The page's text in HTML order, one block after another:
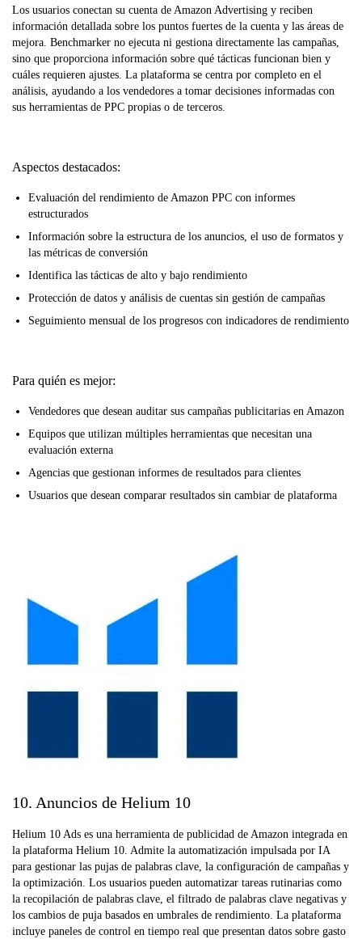
Los usuarios conectan su cuenta de Amazon Advertising y reciben
información detallada sobre los puntos fuertes de la cuenta y las áreas de
mejora. Benchmarker no ejecuta ni gestiona directamente las campañas,
sino que proporciona información sobre qué tácticas funcionan bien y
cuáles requieren ajustes. La plataforma se centra por completo en el
análisis, ayudando a los vendedores a tomar decisiones informadas con
sus herramientas de PPC propias o de terceros.
Aspectos destacados:
Evaluación del rendimiento de Amazon PPC con informes
estructurados
Información sobre la estructura de los anuncios, el uso de formatos y
las métricas de conversión
Identifica las tácticas de alto y bajo rendimiento
Protección de datos y análisis de cuentas sin gestión de campañas
Seguimiento mensual de los progresos con indicadores de rendimiento
Para quién es mejor:
Vendedores que desean auditar sus campañas publicitarias en Amazon
Equipos que utilizan múltiples herramientas que necesitan una
evaluación externa
Agencias que gestionan informes de resultados para clientes
Usuarios que desean comparar resultados sin cambiar de plataforma
10. Anuncios de Helium 10
Helium 10 Ads es una herramienta de publicidad de Amazon integrada en
la plataforma Helium 10. Admite la automatización impulsada por IA
para gestionar las pujas de palabras clave, la configuración de campañas y
la optimización. Los usuarios pueden automatizar tareas rutinarias como
la recopilación de palabras clave, el filtrado de palabras clave negativas y
los cambios de puja basados en umbrales de rendimiento. La plataforma
incluye paneles de control en tiempo real que presentan datos sobre gasto